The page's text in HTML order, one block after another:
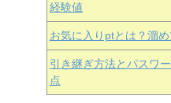
経験値
お気に入りptとは？溜
引き継ぎ方法とパスワ
点